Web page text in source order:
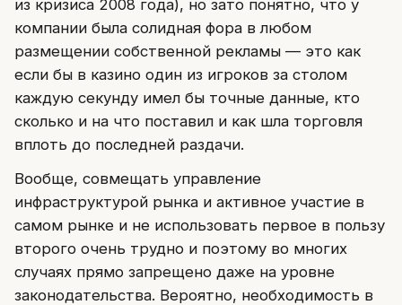
из кризиса 2008 года), но зато понятно, что у
компании была солидная фора в любом
размещении собственной рекламы — это как
если бы в казино один из игроков за столом
каждую секунду имел бы точные данные, кто
сколько и на что поставил и как шла торговля
вплоть до последней раздачи.
Вообще, совмещать управление
инфраструктурой рынка и активное участие в
самом рынке и не использовать первое в пользу
второго очень трудно и поэтому во многих
случаях прямо запрещено даже на уровне
законодательства. Вероятно, необходимость в